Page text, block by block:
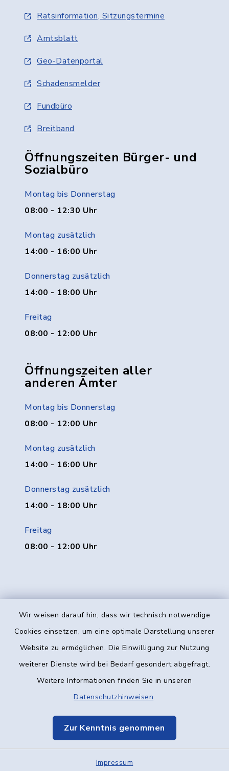
Wir weisen darauf hin, dass wir technisch notwendige
Cookies einsetzen, um eine optimale Darstellung unserer
Website zu ermöglichen. Die Einwilligung zur Nutzung
weiterer Dienste wird bei Bedarf gesondert abgefragt.
Weitere Informationen finden Sie in unseren
Datenschutzhinweisen.
Zur Kenntnis genommen
Impressum
Ratsinformation, Sitzungstermine
Amtsblatt
Geo-Datenportal
Schadensmelder
Fundbüro
Breitband
Öffnungszeiten Bürger- und
Sozialbüro
Montag bis Donnerstag
08:00 - 12:30 Uhr
Montag zusätzlich
14:00 - 16:00 Uhr
Donnerstag zusätzlich
14:00 - 18:00 Uhr
Freitag
08:00 - 12:00 Uhr
Öffnungszeiten aller
anderen Ämter
Montag bis Donnerstag
08:00 - 12:00 Uhr
Montag zusätzlich
14:00 - 16:00 Uhr
Donnerstag zusätzlich
14:00 - 18:00 Uhr
Freitag
08:00 - 12:00 Uhr
Kontakt
Datenschutz
Elektronische Kommunikation
Sitemap